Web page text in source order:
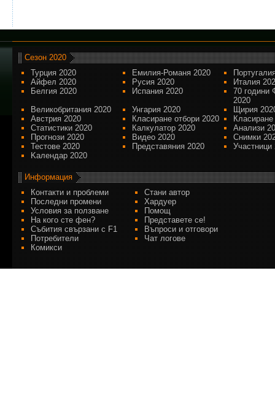
Сезон 2020
Турция 2020
Емилия-Романя 2020
Айфел 2020
Русия 2020
Италия
Белгия 2020
Испания 2020
70 години
2020
Великобритания 2020
Унгария 2020
Щирия
Австрия 2020
Класиране отбори 2020
Статистики 2020
Калкулатор 2020
Анализи
Прогнози 2020
Видео 2020
Снимки
Тестове 2020
Представяния 2020
Участници
Kалендар 2020
Информация
Контакти и проблеми
Стани автор
Последни промени
Хардуер
Условия за ползване
Помощ
На кого сте фен?
Представете се!
Събития свързани с F1
Въпроси и отговори
Потребители
Чат логове
Комикси